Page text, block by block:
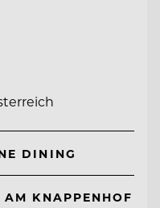
DINING
KNAPPENHOF